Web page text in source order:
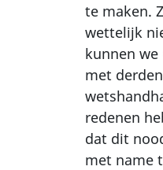
te maken.
wettelijk
kunnen we
met
redenen
dat dit
met name